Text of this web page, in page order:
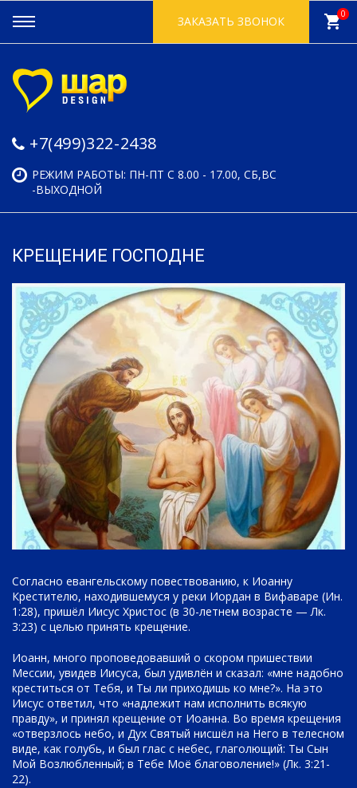
+7(499)322-2438
РЕЖИМ РАБОТЫ: ПН-ПТ С 8.00 - 17.00, СБ,ВС
-ВЫХОДНОЙ
ЗАКАЗАТЬ ЗВОНОК shopping_cart0
КРЕЩЕНИЕ ГОСПОДНЕ
Согласно евангельскому повествованию, к Иоанну
Крестителю, находившемуся у реки Иордан в Вифаваре (Ин.
1:28), пришёл Иисус Христос (в 30-летнем возрасте — Лк.
3:23) с целью принять крещение.
Иоанн, много проповедовавший о скором пришествии
Мессии, увидев Иисуса, был удивлён и сказал: «мне надобно
креститься от Тебя, и Ты ли приходишь ко мне?». На это
Иисус ответил, что «надлежит нам исполнить всякую
правду», и принял крещение от Иоанна. Во время крещения
«отверзлось небо, и Дух Святый нисшёл на Него в телесном
виде, как голубь, и был глас с небес, глаголющий: Ты Сын
Мой Возлюбленный; в Тебе Моё благоволение!» (Лк. 3:21-
22).